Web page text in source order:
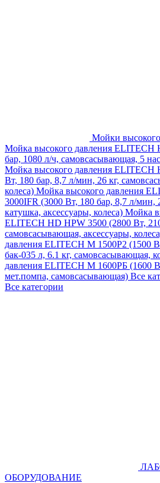
Мойки
Мойка высокого давления ELITECH
бар, 1080 л/ч, самовсасывающая, 5
Мойка высокого давления ELITECH
Вт, 180 бар, 8,7 л/мин, 26 кг,
колеса) Мойка высокого давления
3000IFR (3000 Вт, 180 бар, 8,7 л/мин,
катушка, аксессуары, колеса) Мойка
ELITECH HD HPW 3500 (2800 Вт,
самовсасывающая, аксессуары,
давления ELITECH M 1500P2 (1500
бак-035 л, 6.1 кг, самовсасывающая,
давления ELITECH М 1600РБ (1600
мет.помпа, самовсасывающая) Все
Все категории
ОБОРУДОВАНИЕ